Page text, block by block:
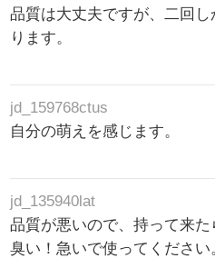
品質は大丈夫ですが、二回
ります。
jd_159768ctus
自分の萌えを感じます。
jd_135940lat
品質が悪いので、持って来
臭い！急いで使ってください